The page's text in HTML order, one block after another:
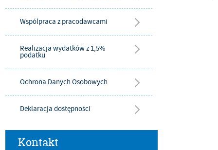
Wspólpraca z pracodawcami
Realizacja wydatków z 1,5%
podatku
Ochrona Danych Osobowych
Deklaracja dostępności
Kontakt